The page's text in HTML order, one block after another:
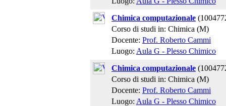
Chimica computazionale
Corso di studi in: Chimica (M)
Docente: Prof. Roberto Cammi
Luogo: Aula G - Plesso Chimico
Chimica computazionale
Corso di studi in: Chimica (M)
Docente: Prof. Roberto Cammi
Luogo: Aula G - Plesso Chimico